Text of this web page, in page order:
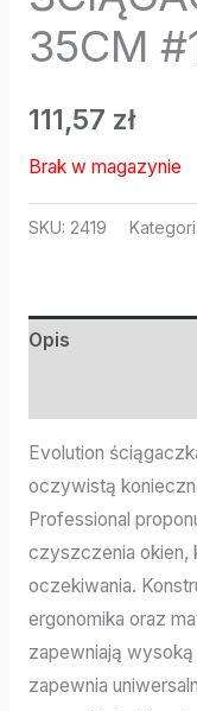
35CM
111,57 zł
Brak w magazynie
SKU: 2419
Opis
Evolution
oczywistą
Professional
czyszczenia okien,
oczekiwania.
ergonomika oraz
zapewniają
zapewnia